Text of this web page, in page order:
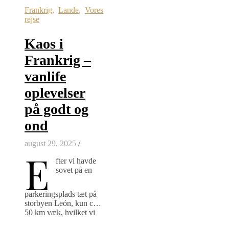
Frankrig, Lande, Vores
rejse
Kaos i
Frankrig –
vanlife
oplevelser
på godt og
ond
august 29, 2025 /
E
fter vi havde
sovet på en
parkeringsplads tæt på
storbyen León, kun ca.
50 km væk, hvilket vi